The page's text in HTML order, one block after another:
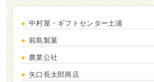
中村屋・ギフトセンター土浦
前島製菓
農業公社
矢口長太郎商店